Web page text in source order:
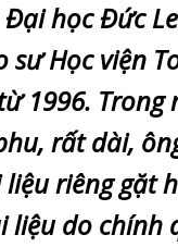
học Đức
sư Học viện
1996.
rất dài,
riêng gặt
liệu do chính